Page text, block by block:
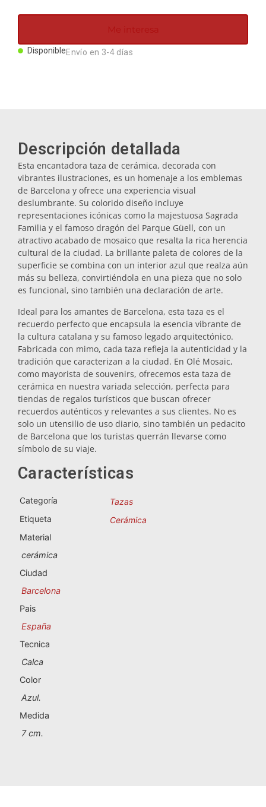
Imanes
Llaveros
Posavasos
Tapones
Aceiteras
Salvamanteles
Vasos
Vasos de chupito
Souvenirs por ciudad
Alicante
Ávila
Me interesa
DisponibleEnvío en 3-4 días
Descripción detallada
Esta encantadora taza de cerámica, decorada con
vibrantes ilustraciones, es un homenaje a los emblemas
de Barcelona y ofrece una experiencia visual
deslumbrante. Su colorido diseño incluye
representaciones icónicas como la majestuosa Sagrada
Familia y el famoso dragón del Parque Güell, con un
atractivo acabado de mosaico que resalta la rica herencia
cultural de la ciudad. La brillante paleta de colores de la
superficie se combina con un interior azul que realza aún
más su belleza, convirtiéndola en una pieza que no solo
es funcional, sino también una declaración de arte.
Ideal para los amantes de Barcelona, esta taza es el
recuerdo perfecto que encapsula la esencia vibrante de
la cultura catalana y su famoso legado arquitectónico.
Fabricada con mimo, cada taza refleja la autenticidad y la
tradición que caracterizan a la ciudad. En Olé Mosaic,
como mayorista de souvenirs, ofrecemos esta taza de
cerámica en nuestra variada selección, perfecta para
tiendas de regalos turísticos que buscan ofrecer
recuerdos auténticos y relevantes a sus clientes. No es
solo un utensilio de uso diario, sino también un pedacito
de Barcelona que los turistas querrán llevarse como
símbolo de su viaje.
Características
Categoría
Tazas
Etiqueta
Cerámica
Material
cerámica
Ciudad
Barcelona
Pais
España
Tecnica
Calca
Color
Azul.
Medida
7 cm.